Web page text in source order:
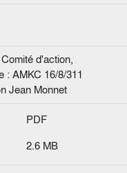
d'action,
: AMKC 16/8/311
Jean Monnet
PDF
2.6 MB